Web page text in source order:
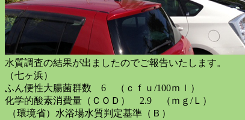
水質調査の結果が出ましたのでご報告いたします。
（七ヶ浜）
ふん便性大腸菌群数 6 （ｃｆｕ/100ｍｌ）
化学的酸素消費量（ＣＯＤ） 2.9 （ｍｇ/Ｌ）
（環境省）水浴場水質判定基準（Ｂ）